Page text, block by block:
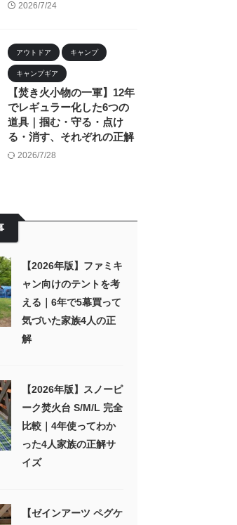
2026/7/24
アウトドア キャンプ
キャンプギア
【焚き火小物の一軍】12年
でレギュラー化した6つの
道具｜掴む・守る・点け
る・消す、それぞれの正解
2026/7/28
【2026年版】ファミキ
ャン向けのテントを考
える｜6年で5幕買って
気づいた家族4人の正
解
【2026年版】スノーピ
ーク焚火台 S/M/L 完全
比較｜4年使ってわか
った4人家族の正解サ
イズ
【ゼインアーツ ペグケ